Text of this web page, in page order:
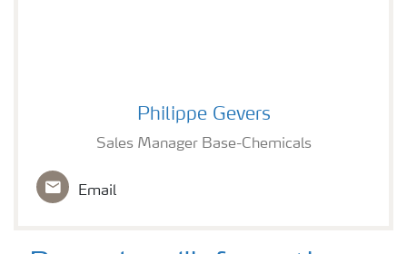
Philippe Gevers
Sales Manager Base-Chemicals
Email